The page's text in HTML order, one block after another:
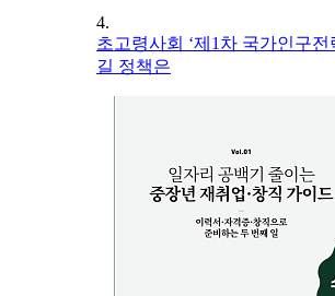
4.
초고령사회 ‘제1차 국가인구
길 정책은